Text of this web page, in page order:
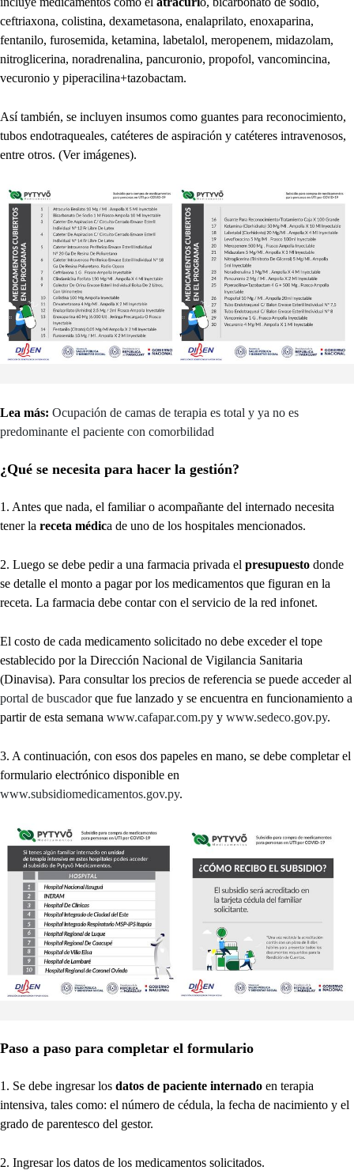
ceftriaxona, colistina, dexametasona, enalaprilato, enoxaparina,
fentanilo, furosemida, ketamina, labetalol, meropenem, midazolam,
nitroglicerina, noradrenalina, pancuronio, propofol, vancomincina,
vecuronio y piperacilina+tazobactam.
Así también, se incluyen insumos como guantes para reconocimiento,
tubos endotraqueales, catéteres de aspiración y catéteres intravenosos,
entre otros. (Ver imágenes).
Lea más: Ocupación de camas de terapia es total y ya no es
predominante el paciente con comorbilidad
¿Qué se necesita para hacer la gestión?
1. Antes que nada, el familiar o acompañante del internado necesita
tener la receta médica de uno de los hospitales mencionados.
2. Luego se debe pedir a una farmacia privada el presupuesto donde
se detalle el monto a pagar por los medicamentos que figuran en la
receta. La farmacia debe contar con el servicio de la red infonet.
El costo de cada medicamento solicitado no debe exceder el tope
establecido por la Dirección Nacional de Vigilancia Sanitaria
(Dinavisa). Para consultar los precios de referencia se puede acceder al
portal de buscadorque fue lanzado y se encuentra en funcionamiento a
partir de esta semana www.cafapar.com.py y www.sedeco.gov.py.
3. A continuación, con esos dos papeles en mano, se debe completar el
formulario electrónico disponible en
www.subsidiomedicamentos.gov.py.
Paso a paso para completar el formulario
1. Se debe ingresar los datos de paciente internado en terapia
intensiva, tales como: el número de cédula, la fecha de nacimiento y el
grado de parentesco del gestor.
2. Ingresar los datos de los medicamentos solicitados.